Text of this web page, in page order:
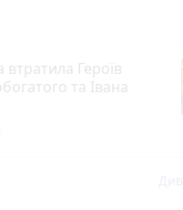
Героїв
та Івана